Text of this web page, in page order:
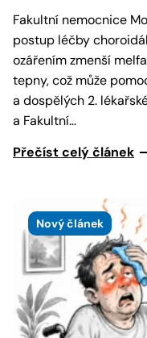
Fakultní nemocnice
postup léčby
ozářením zmenší
tepny, což může
a dospělých 2.
a Fakultní…
Přečíst celý článek
Nový článek